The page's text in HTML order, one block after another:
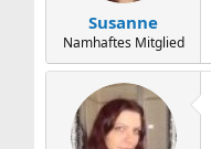
Susanne
Namhaftes Mitglied